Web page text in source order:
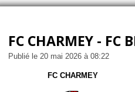
FC CHARMEY - FC
Publié le 20 mai 2026 à 08:22
FC CHARMEY